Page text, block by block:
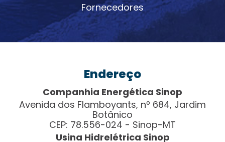
Fornecedores
Endereço
Companhia Energética Sinop
Avenida dos Flamboyants, nº 684, Jardim
Botânico
CEP: 78.556-024 - Sinop-MT
Usina Hidrelétrica Sinop